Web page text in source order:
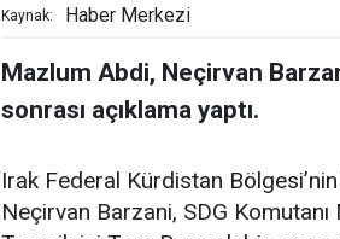
Kaynak: Haber Merkezi
Mazlum Abdi, Neçirvan
sonrası açıklama yaptı.
Irak Federal Kürdistan
Neçirvan Barzani, SDG